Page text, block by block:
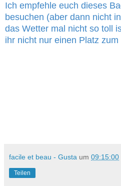
Ich empfehle euch dieses
besuchen (aber dann nicht
das Wetter mal nicht so toll
ihr nicht nur einen Platz
facile et beau - Gusta um 09:15:00
Teilen